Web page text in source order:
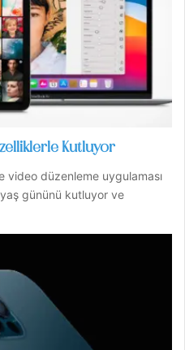
Kutluyor
video düzenleme uygulaması
gününü kutluyor ve